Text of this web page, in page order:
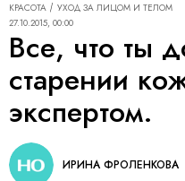
КРАСОТА
УХОД ЗА ЛИЦОМ И ТЕЛОМ
27.10.2015, 00:00
Все, что ты
старении
экспертом.
ИРИНА ФРОЛЕНКОВА